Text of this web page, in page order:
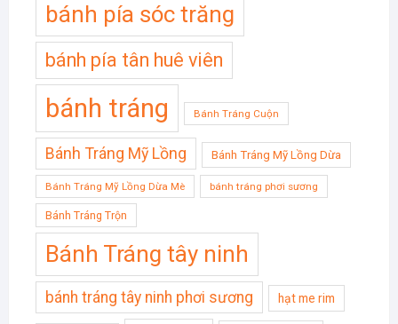
bánh pía sóc trăng
bánh pía tân huê viên
bánh tráng Bánh Tráng Cuộn
Bánh Tráng Mỹ Lồng Bánh Tráng Mỹ Lồng Dừa
Bánh Tráng Mỹ Lồng Dừa Mè bánh tráng phơi sương
Bánh Tráng Trộn
Bánh Tráng tây ninh
bánh tráng tây ninh phơi sương hạt me rim